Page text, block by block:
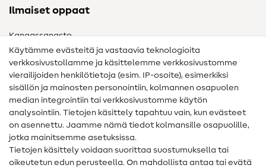
Ilmaiset oppaat
Kangassanasto
Ompelusanasto
Ompeluohjeet
Apua ja yhteystiedot
Yhteystiedot
Tietoa omistajanvaihdoksesta
Käytämme evästeitä ja vastaavia teknologioita
verkkosivustollamme ja käsittelemme verkkosivustomme
vierailijoiden henkilötietoja (esim. IP-osoite), esimerkiksi
sisällön ja mainosten personointiin, kolmannen osapuolen
median integrointiin tai verkkosivustomme käytön
analysointiin. Tietojen käsittely tapahtuu vain, kun evästeet
on asennettu. Jaamme nämä tiedot kolmansille osapuolille,
jotka mainitsemme asetuksissa.
Tietojen käsittely voidaan suorittaa suostumuksella tai
oikeutetun edun perusteella. On mahdollista antaa tai evätä